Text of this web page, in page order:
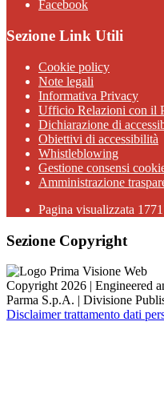
Facebook
Sezione Link Utili
Cookie policy
Note legali
Informativa Privacy
Ufficio Relazioni con il
Dichiarazione di
Obiettivi di accessibilità
Whistleblowing
Gestione consensi
Amministrazione
Pagina visualizzata
Sezione Copyright
Copyright 2026 | Engineered
Parma S.p.A. | Divisione
Disclaimer trattamento dati